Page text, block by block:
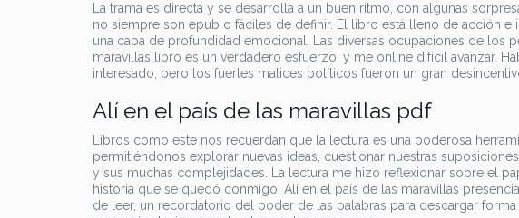
La trama es directa y se desarrolla a un buen ritmo, con algunas
no siempre son epub o fáciles de definir. El libro está lleno de acción e
una capa de profundidad emocional. Las diversas ocupaciones de los
maravillas libro es un verdadero esfuerzo, y me online difícil avanzar.
interesado, pero los fuertes matices políticos fueron un gran
Alí en el país de las maravillas pdf
Libros como este nos recuerdan que la lectura es una poderosa
permitiéndonos explorar nuevas ideas, cuestionar nuestras
y sus muchas complejidades. La lectura me hizo reflexionar sobre el
historia que se quedó conmigo, Alí en el país de las maravillas
de leer, un recordatorio del poder de las palabras para descargar